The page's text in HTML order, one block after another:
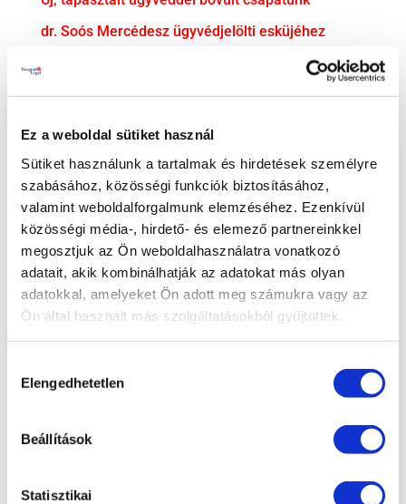
Ez a weboldal sütiket használ
Sütiket használunk a tartalmak és hirdetések személyre
szabásához, közösségi funkciók biztosításához,
valamint weboldalforgalmunk elemzéséhez. Ezenkívül
közösségi média-, hirdető- és elemező partnereinkkel
megosztjuk az Ön weboldalhasználatra vonatkozó
adatait, akik kombinálhatják az adatokat más olyan
adatokkal, amelyeket Ön adott meg számukra vagy az
Ön által használt más szolgáltatásokból gyűjtöttek.
kiválasztása
Elengedhetetlen
Beállítások
Statisztikai
dr. Soós Mercédesz ügyvédjelölti esküjéhez
Adatvédelem
Adózás
Bejelentővédelem
Compliance
EU jog
Fogyasztóvédelem
Koronavírus
Pénzügyek